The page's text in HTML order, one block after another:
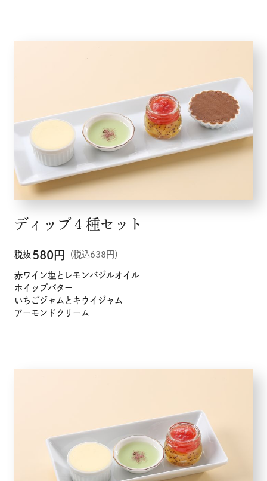
ディップ４種セット
税抜 580円 （税込638円）
赤ワイン塩とレモンバジルオイル
ホイップバター
いちごジャムとキウイジャム
アーモンドクリーム